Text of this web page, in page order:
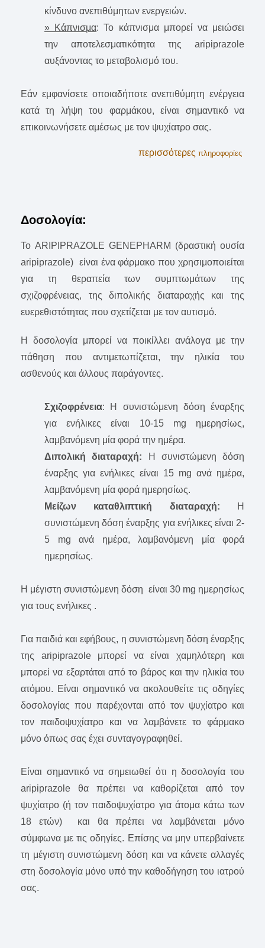
κίνδυνο ανεπιθύμητων ενεργειών.
» Κάπνισμα: Το κάπνισμα μπορεί να μειώσει
την αποτελεσματικότητα της aripiprazole
αυξάνοντας το μεταβολισμό του.
Εάν εμφανίσετε οποιαδήποτε ανεπιθύμητη ενέργεια
κατά τη λήψη του φαρμάκου, είναι σημαντικό να
επικοινωνήσετε αμέσως με τον ψυχίατρο σας.
περισσότερες πληροφορίες
Δοσολογία:
Το ARIPIPRAZOLE GENEPHARM (δραστική ουσία
aripiprazole) είναι ένα φάρμακο που χρησιμοποιείται
για τη θεραπεία των συμπτωμάτων της
σχιζοφρένειας, της διπολικής διαταραχής και της
ευερεθιστότητας που σχετίζεται με τον αυτισμό.
Η δοσολογία μπορεί να ποικίλλει ανάλογα με την
πάθηση που αντιμετωπίζεται, την ηλικία του
ασθενούς και άλλους παράγοντες.
Σχιζοφρένεια: Η συνιστώμενη δόση έναρξης
για ενήλικες είναι 10-15 mg ημερησίως,
λαμβανόμενη μία φορά την ημέρα.
Διπολική διαταραχή: Η συνιστώμενη δόση
έναρξης για ενήλικες είναι 15 mg ανά ημέρα,
λαμβανόμενη μία φορά ημερησίως.
Μείζων καταθλιπτική διαταραχή: Η
συνιστώμενη δόση έναρξης για ενήλικες είναι 2-
5 mg ανά ημέρα, λαμβανόμενη μία φορά
ημερησίως.
Η μέγιστη συνιστώμενη δόση είναι 30 mg ημερησίως
για τους ενήλικες .
Για παιδιά και εφήβους, η συνιστώμενη δόση έναρξης
της aripiprazole μπορεί να είναι χαμηλότερη και
μπορεί να εξαρτάται από το βάρος και την ηλικία του
ατόμου. Είναι σημαντικό να ακολουθείτε τις οδηγίες
δοσολογίας που παρέχονται από τον ψυχίατρο και
τον παιδοψυχίατρο και να λαμβάνετε το φάρμακο
μόνο όπως σας έχει συνταγογραφηθεί.
Είναι σημαντικό να σημειωθεί ότι η δοσολογία του
aripiprazole θα πρέπει να καθορίζεται από τον
ψυχίατρο (ή τον παιδοψυχίατρο για άτομα κάτω των
18 ετών) και θα πρέπει να λαμβάνεται μόνο
σύμφωνα με τις οδηγίες. Επίσης να μην υπερβαίνετε
τη μέγιστη συνιστώμενη δόση και να κάνετε αλλαγές
στη δοσολογία μόνο υπό την καθοδήγηση του ιατρού
σας.